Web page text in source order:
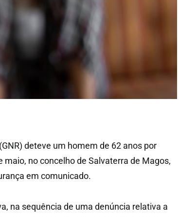
deteve um homem de 62 anos por
no concelho de Salvaterra de Magos,
em comunicado.
na sequência de uma denúncia relativa a